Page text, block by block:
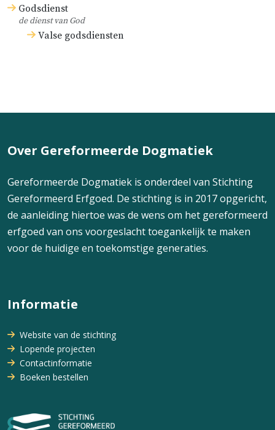
Godsdienst
de dienst van God
Valse godsdiensten
Over Gereformeerde Dogmatiek
Gereformeerde Dogmatiek is onderdeel van Stichting
Gereformeerd Erfgoed. De stichting is in 2017 opgericht,
de aanleiding hiertoe was de wens om het gereformeerd
erfgoed van ons voorgeslacht toegankelijk te maken
voor de huidige en toekomstige generaties.
Informatie
Website van de stichting
Lopende projecten
Contactinformatie
Boeken bestellen